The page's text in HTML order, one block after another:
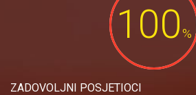
100 %
ZADOVOLJNI POSJETIOCI